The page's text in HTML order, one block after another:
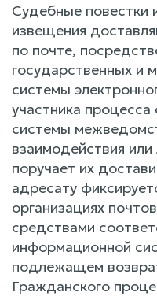
Судебные повестки
извещения
по почте,
государственных и
системы
участника
системы
взаимодействия
поручает их
адресату
организациях
средствами
информационной
подлежащем
Гражданского